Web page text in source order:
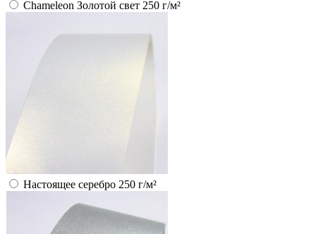
Chameleon Золотой свет 250 г/м²
Настоящее серебро 250 г/м²